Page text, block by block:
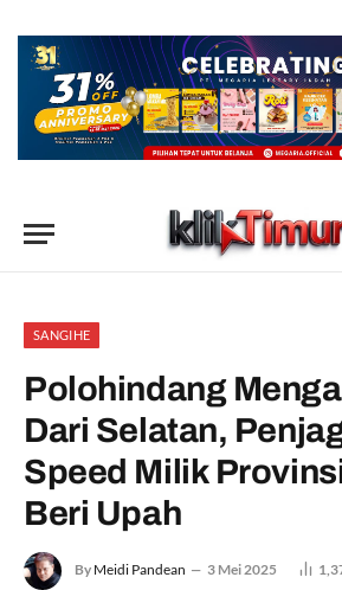
SANGIHE
Polohindang
Dari Selatan,
Speed Milik
Beri Upah
By Meidi Pandean 3 Mei 2025